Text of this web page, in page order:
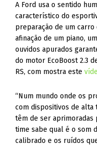
A Ford usa o sentido
característico do
preparação de um carro
afinação de um piano,
ouvidos apurados
do motor EcoBoost 2.3
RS, com mostra este
“Num mundo onde os
com dispositivos de alta
têm de ser aprimoradas
time sabe qual é o som
calibrado e os ruídos